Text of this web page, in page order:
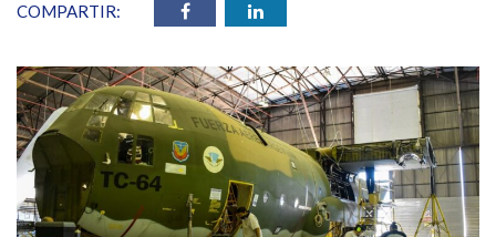
COMPARTIR: